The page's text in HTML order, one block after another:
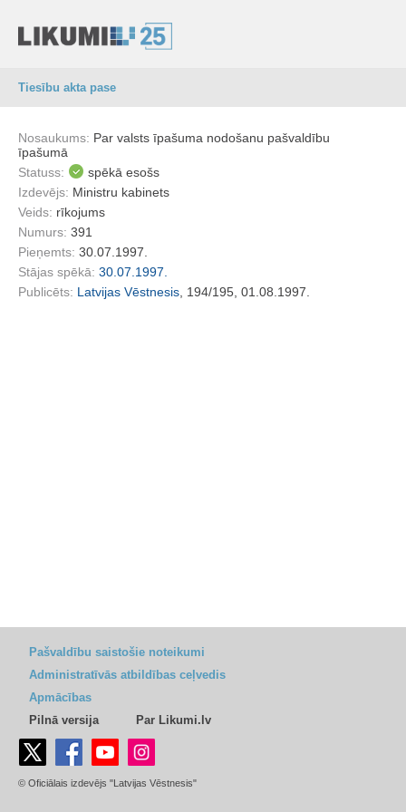
Tiesību akta pase
Nosaukums: Par valsts īpašuma nodošanu pašvaldību
īpašumā
Statuss:
spēkā esošs
Izdevējs: Ministru kabinets
Veids: rīkojums
Numurs: 391
Pieņemts: 30.07.1997.
Stājas spēkā: 30.07.1997.
Publicēts: Latvijas Vēstnesis , 194/195, 01.08.1997.
Pašvaldību saistošie noteikumi
Administratīvās atbildības ceļvedis
Apmācības
Pilnā versija
Par Likumi.lv
© Oficiālais izdevējs "Latvijas Vēstnesis"